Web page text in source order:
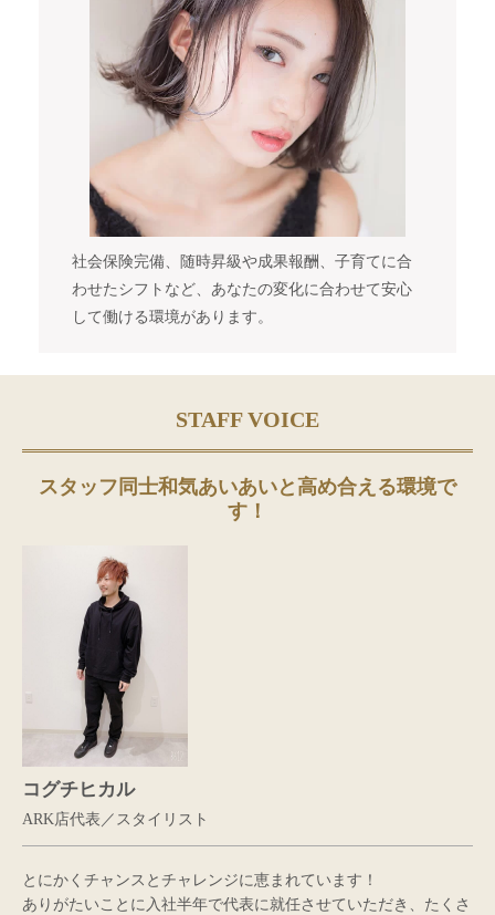
社会保険完備、随時昇級や成果報酬、子育てに合
わせたシフトなど、あなたの変化に合わせて安心
して働ける環境があります。
STAFF VOICE
スタッフ同士和気あいあいと高め合える環境で
す！
コグチヒカル
ARK店代表／スタイリスト
とにかくチャンスとチャレンジに恵まれています！
ありがたいことに入社半年で代表に就任させていただき、たくさ